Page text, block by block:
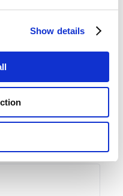
Show details
– Stress
aggression,